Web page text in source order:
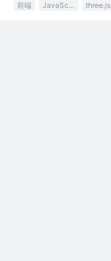
前端 JavaScript three.js